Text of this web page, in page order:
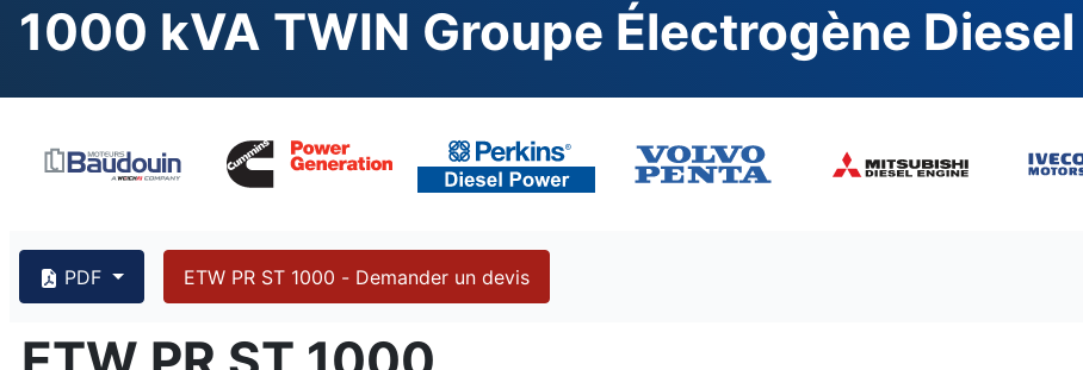
1000 kVA TWIN Groupe Électrogène
PDF ETW PR ST 1000 - Demander un devis
{PAGENO}
info@emsa.gen.tr| www.emsa.gen.tr
ETW PR ST 1000